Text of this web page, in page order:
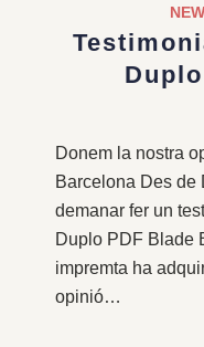
Donem la nostra
Barcelona Des de
demanar fer un
Duplo PDF Blade
impremta ha
opinió…